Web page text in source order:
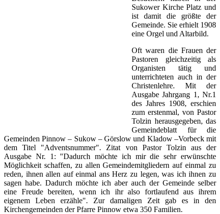
Sukower Kirche Platz und
ist damit die größte der
Gemeinde. Sie erhielt 1908
eine Orgel und Altarbild.
Oft waren die Frauen der
Pastoren gleichzeitig als
Organisten tätig und
unterrichteten auch in der
Christenlehre. Mit der
Ausgabe Jahrgang 1, Nr.1
des Jahres 1908, erschien
zum erstenmal, von Pastor
Tolzin herausgegeben, das
Gemeindeblatt für die
Gemeinden Pinnow – Sukow – Görslow und Kladow –Vorbeck mit
dem Titel "Adventsnummer". Zitat von Pastor Tolzin aus der
Ausgabe Nr. 1: "Dadurch möchte ich mir die sehr erwünschte
Möglichkeit schaffen, zu allen Gemeindemitgliedern auf einmal zu
reden, ihnen allen auf einmal ans Herz zu legen, was ich ihnen zu
sagen habe. Dadurch möchte ich aber auch der Gemeinde selber
eine Freude bereiten, wenn ich ihr also fortlaufend aus ihrem
eigenem Leben erzähle". Zur damaligen Zeit gab es in den
Kirchengemeinden der Pfarre Pinnow etwa 350 Familien.